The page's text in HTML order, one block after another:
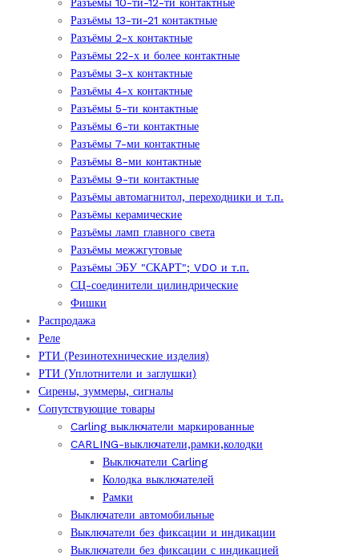
Разъёмы 13-ти-21 контактные
Разъёмы 2-х контактные
Разъёмы 22-х и более контактные
Разъёмы 3-х контактные
Разъёмы 4-х контактные
Разъёмы 5-ти контактные
Разъёмы 6-ти контактные
Разъёмы 7-ми контактные
Разъёмы 8-ми контактные
Разъёмы 9-ти контактные
Разъёмы автомагнитол, переходники и т.п.
Разъёмы керамические
Разъёмы ламп главного света
Разъёмы межжгутовые
Разъёмы ЭБУ "СКАРТ"; VDO и т.п.
СЦ-соединители цилиндрические
Фишки
Распродажа
Реле
РТИ (Резинотехнические изделия)
РТИ (Уплотнители и заглушки)
Сирены, зуммеры, сигналы
Сопутствующие товары
Carling выключатели маркированные
CARLING-выключатели,рамки,колодки
Выключатели Carling
Колодка выключателей
Рамки
Выключатели автомобильные
Выключатели без фиксации и индикации
Выключатели без фиксации с индикацией